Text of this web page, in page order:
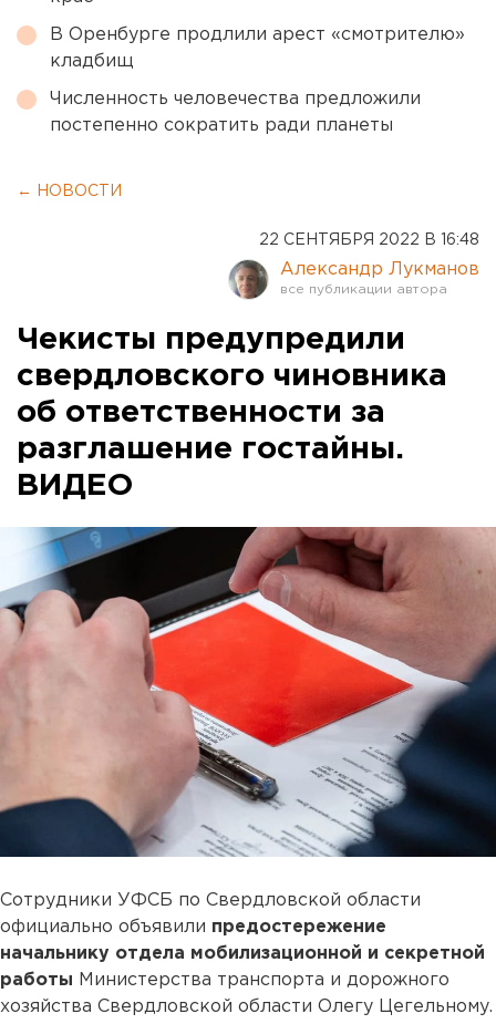
В Оренбурге продлили арест «смотрителю»
кладбищ
Численность человечества предложили
постепенно сократить ради планеты
← НОВОСТИ
22 СЕНТЯБРЯ 2022 В 16:48
Александр Лукманов
Чекисты предупредили
свердловского чиновника
об ответственности за
разглашение гостайны.
ВИДЕО
Сотрудники УФСБ по Свердловской области
официально объявили предостережение
начальнику отдела мобилизационной и секретной
работы Министерства транспорта и дорожного
хозяйства Свердловской области Олегу Цегельному.